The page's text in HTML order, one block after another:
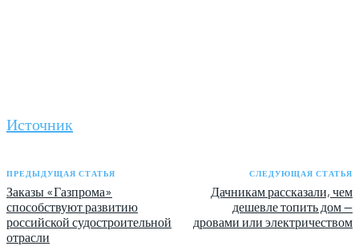
Источник
ПРЕДЫДУЩАЯ СТАТЬЯ
Заказы «Газпрома»
способствуют развитию
российской судостроительной
отрасли
СЛЕДУЮЩАЯ СТАТЬЯ
Дачникам рассказали, чем
дешевле топить дом —
дровами или электричеством